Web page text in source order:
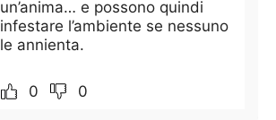
un’anima… e possono quindi
infestare l’ambiente se nessuno
le annienta.
0 0